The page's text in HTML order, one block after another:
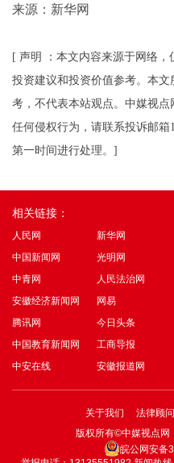
来源：新华网
[ 声明 ：本文内容来源于网络
投资建议和投资价值参考。本
考，不代表本站观点。 中媒视点
任何侵权行为，请联系投诉邮箱
第一时间进行处理。 ]
相关链接：
人民网 新华网
中国新闻网
光明网
中青网
人民法治网
安徽经济新闻网
网易
腾讯网
今日头条
中国教育新闻网
工商导报
中安在线
安徽报道网
关于我们 法律顾问
版权所有©中媒视点网
皖公网安备